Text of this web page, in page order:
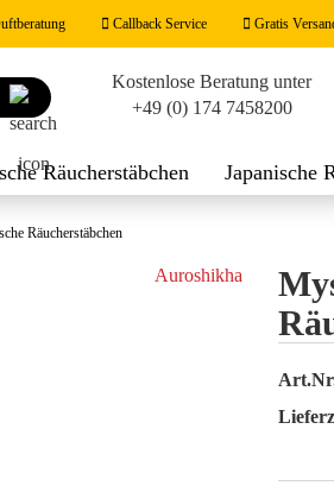
Callback Service Gratis
Lieferland
E-
Suche...
Kostenlose Beratung unter
+49 (0) 174 7458200
Räucherstäbchen
Japanische
Räucherstäbchen
Auroshikha